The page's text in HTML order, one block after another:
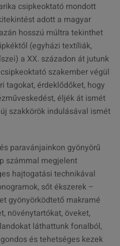
csipkeoktató mondott
adott a magyar
hosszú múltra tekinthet
(egyházi textíliák,
a XX. századon át jutunk
szakember végül
tagokat, érdeklődőket, hogy
éljék át ismét
szakkörök indulásával ismét
paravánjainkon gyönyörű
számmal megjelent
hajtogatási technikával
sőt ékszerek –
gyönyörködtető makramé
növénytartókat, öveket,
láthattunk fonalból,
és tehetséges kezek